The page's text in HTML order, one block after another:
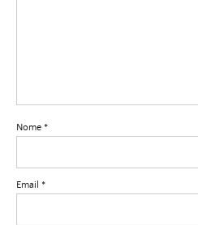
Nome *
Email *